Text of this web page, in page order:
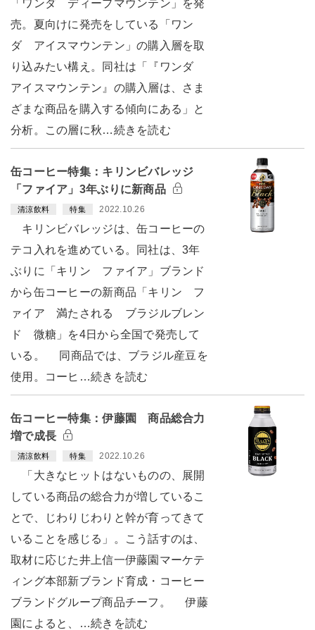
「ワンダ ディープマウンテン」を発
売。夏向けに発売をしている「ワン
ダ アイスマウンテン」の購入層を取
り込みたい構え。同社は「『ワンダ
アイスマウンテン』の購入層は、さま
ざまな商品を購入する傾向にある」と
分析。この層に秋…続きを読む
缶コーヒー特集：キリンビバレッジ
「ファイア」3年ぶりに新商品
清涼飲料 特集 2022.10.26
キリンビバレッジは、缶コーヒーの
テコ入れを進めている。同社は、3年
ぶりに「キリン ファイア」ブランド
から缶コーヒーの新商品「キリン フ
ァイア 満たされる ブラジルブレン
ド 微糖」を4日から全国で発売して
いる。 同商品では、ブラジル産豆を
使用。コーヒ…続きを読む
缶コーヒー特集：伊藤園 商品総合力
増で成長
清涼飲料 特集 2022.10.26
「大きなヒットはないものの、展開
している商品の総合力が増しているこ
とで、じわりじわりと幹が育ってきて
いることを感じる」。こう話すのは、
取材に応じた井上信一伊藤園マーケテ
ィング本部新ブランド育成・コーヒー
ブランドグループ商品チーフ。 伊藤
園によると、…続きを読む